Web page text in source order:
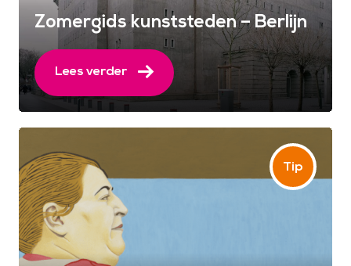
Zomergids kunststeden – Berlijn
Lees verder